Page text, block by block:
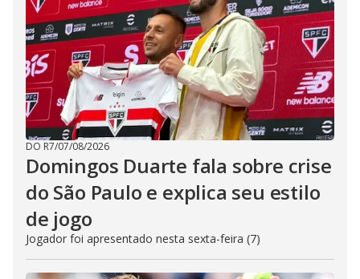
DO R7/07/08/2026
Domingos Duarte fala sobre crise
do São Paulo e explica seu estilo
de jogo
Jogador foi apresentado nesta sexta-feira (7)